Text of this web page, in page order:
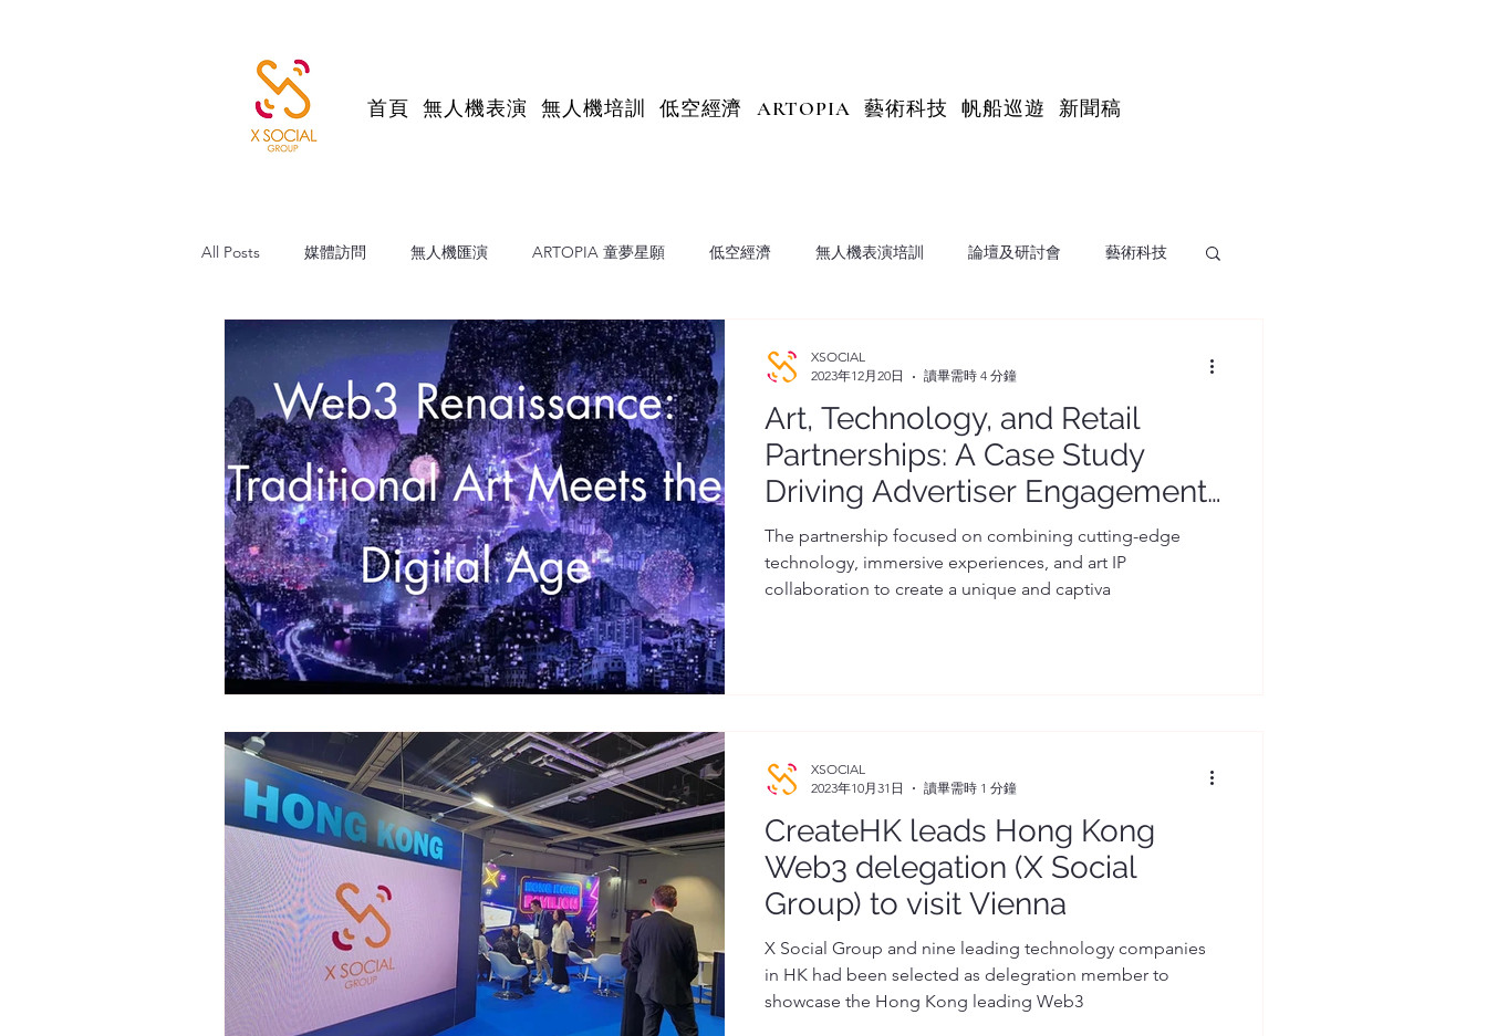
首頁 無人機表演 無人機培訓 低空經濟 ARTOPIA 藝術科技 帆船巡遊 新聞稿
All Posts 媒體訪問 無人機匯演 ARTOPIA 童夢星願 低空經濟 無人機表演培訓 論壇及研討會 藝術科技
帆船維港巡遊 跨境直播電商 X Insights
Art, Technology, and Retail
Partnerships: A Case Study
Driving Advertiser Engagement
in 2023 | 當藝術遇上科技：2023
年最炫「藝術‧科技‧零售」合作案
The partnership focused on combining cutting-edge
technology, immersive experiences, and art IP
collaboration to create a unique and captiva
XSOCIAL
2023年12月20日
讀畢需時 4 分鐘
CreateHK leads Hong Kong
Web3 delegation (X Social
Group) to visit Vienna
X Social Group and nine leading technology companies
in HK had been selected as delegration member to
showcase the Hong Kong leading Web3
XSOCIAL
2023年10月31日
讀畢需時 1 分鐘